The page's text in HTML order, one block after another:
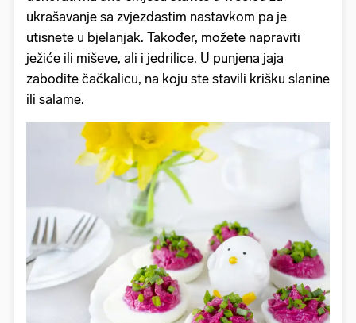
ukrašavanje sa zvjezdastim nastavkom pa je
utisnete u bjelanjak. Također, možete napraviti
ježiće ili miševe, ali i jedrilice. U punjena jaja
zabodite čačkalicu, na koju ste stavili krišku slanine
ili salame.